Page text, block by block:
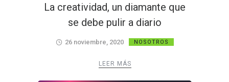
La creatividad, un diamante que
se debe pulir a diario
26 noviembre, 2020 NOSOTROS
LEER MÁS